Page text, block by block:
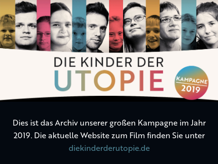
Die
Kinder
der
Dies ist das Archiv unserer großen Kampagne im Jahr
2019. Die aktuelle Website zum Film finden Sie unter
diekinderderutopie.de